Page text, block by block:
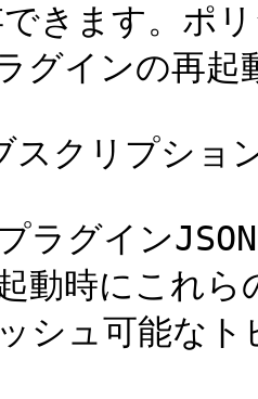
できます。ポ
グインの再
スクリプショ
ラグイン
動時にこれ
シュ可能な